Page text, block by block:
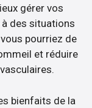
gérer vos
des situations
pourriez de
et réduire
bienfaits de la